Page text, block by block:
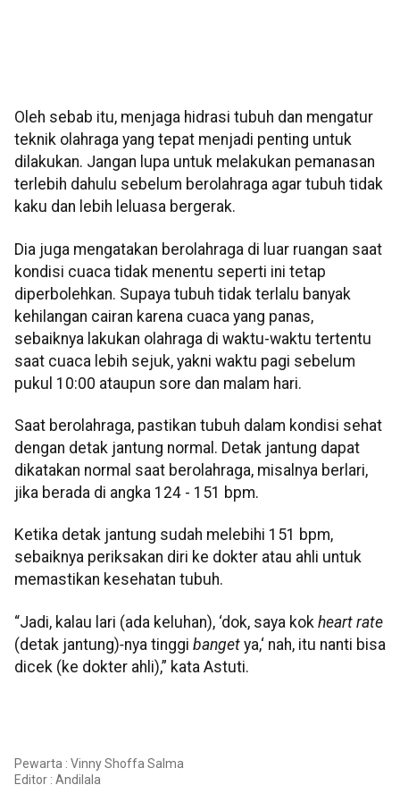
Oleh sebab itu, menjaga hidrasi tubuh dan mengatur
teknik olahraga yang tepat menjadi penting untuk
dilakukan. Jangan lupa untuk melakukan pemanasan
terlebih dahulu sebelum berolahraga agar tubuh tidak
kaku dan lebih leluasa bergerak.
Dia juga mengatakan berolahraga di luar ruangan saat
kondisi cuaca tidak menentu seperti ini tetap
diperbolehkan. Supaya tubuh tidak terlalu banyak
kehilangan cairan karena cuaca yang panas,
sebaiknya lakukan olahraga di waktu-waktu tertentu
saat cuaca lebih sejuk, yakni waktu pagi sebelum
pukul 10:00 ataupun sore dan malam hari.
Saat berolahraga, pastikan tubuh dalam kondisi sehat
dengan detak jantung normal. Detak jantung dapat
dikatakan normal saat berolahraga, misalnya berlari,
jika berada di angka 124 - 151 bpm.
Ketika detak jantung sudah melebihi 151 bpm,
sebaiknya periksakan diri ke dokter atau ahli untuk
memastikan kesehatan tubuh.
“Jadi, kalau lari (ada keluhan), ‘dok, saya kok heart rate
(detak jantung)-nya tinggi banget ya,‘ nah, itu nanti bisa
dicek (ke dokter ahli),” kata Astuti.
Pewarta : Vinny Shoffa Salma
Editor : Andilala